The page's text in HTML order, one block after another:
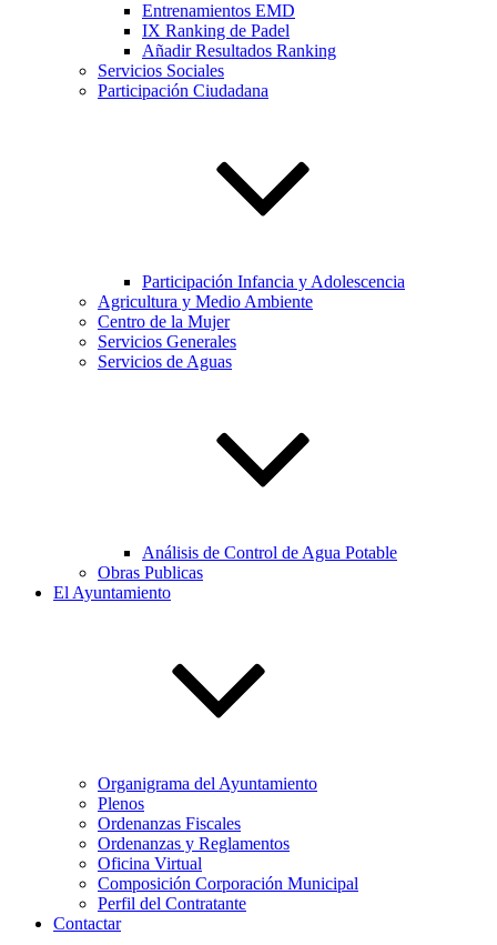
Entrenamientos EMD
IX Ranking de Padel
Añadir Resultados Ranking
Servicios Sociales
Participación Ciudadana
Participación Infancia y Adolescencia
Agricultura y Medio Ambiente
Centro de la Mujer
Servicios Generales
Servicios de Aguas
Análisis de Control de Agua Potable
Obras Publicas
El Ayuntamiento
Organigrama del Ayuntamiento
Plenos
Ordenanzas Fiscales
Ordenanzas y Reglamentos
Oficina Virtual
Composición Corporación Municipal
Perfil del Contratante
Contactar